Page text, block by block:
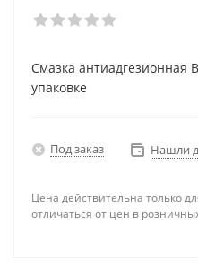
Смазка антиадгезионная
упаковке
Под заказ Нашли
Цена действительна только
отличаться от цен в